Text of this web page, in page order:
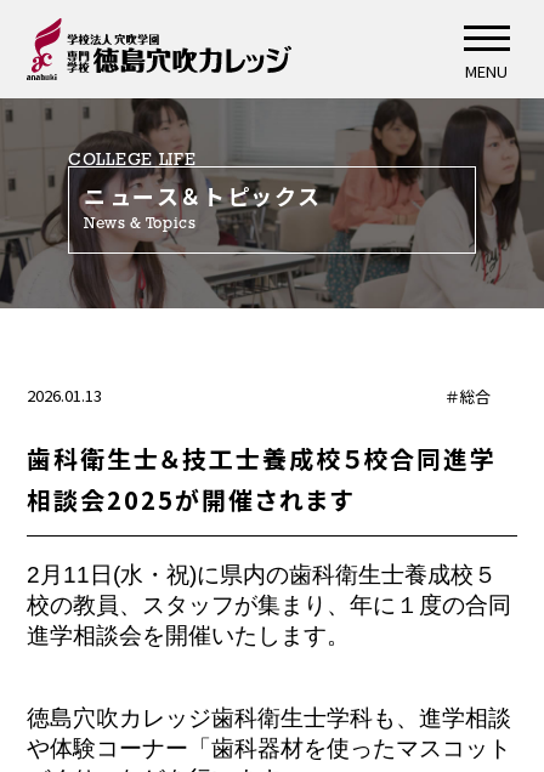
MENU
COLLEGE LIFE
ニュース＆トピックス
News & Topics
2026.01.13 ＃総合
歯科衛生士＆技工士養成校５校合同進学
相談会2025が開催されます
2月11日(水・祝)に県内の歯科衛生士養成校５
校の教員、スタッフが集まり、年に１度の合同
進学相談会を開催いたします。
徳島穴吹カレッジ歯科衛生士学科も、進学相談
や体験コーナー「歯科器材を使ったマスコット